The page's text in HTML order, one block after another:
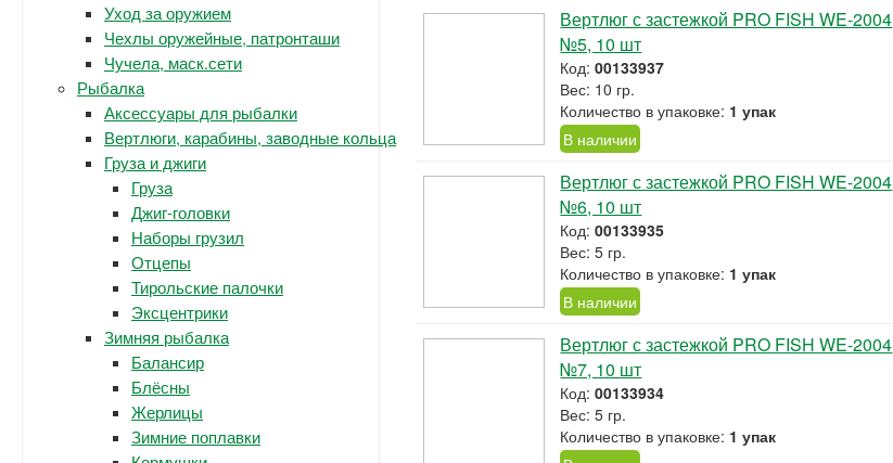
Уход за оружием
Чехлы оружейные, патронташи
Чучела, маск.сети
Рыбалка
Аксессуары для рыбалки
Вертлюги, карабины, заводные кольца
Груза и джиги
Груза
Джиг-головки
Наборы грузил
Отцепы
Тирольские палочки
Эксцентрики
Зимняя рыбалка
Балансир
Блёсны
Жерлицы
Зимние поплавки
Вертлюг с застежкой PRO FISH WE-2004
№5, 10 шт
Код:00133937
Вес: 10 гр.
Количество в упаковке: 1 упак
В наличии
Вертлюг с застежкой PRO FISH WE-2004
№6, 10 шт
Код:00133935
Вес: 5 гр.
Количество в упаковке: 1 упак
В наличии
Вертлюг с застежкой PRO FISH WE-2004
№7, 10 шт
Код:00133934
Вес: 5 гр.
Количество в упаковке: 1 упак